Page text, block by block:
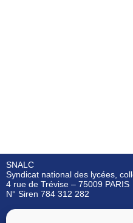
SNALC
Syndicat national des lycées,
4 rue de Trévise – 75009 PARIS
N° Siren 784 312 282